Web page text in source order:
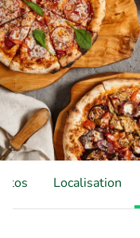
Localisation